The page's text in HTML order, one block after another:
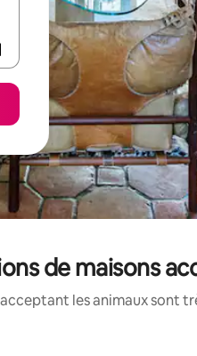
de maisons
les animaux